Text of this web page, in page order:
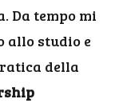
Da tempo mi
allo studio e
della